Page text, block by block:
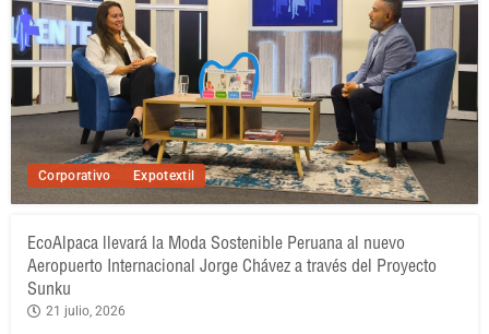
Corporativo Expotextil
EcoAlpaca llevará la Moda Sostenible Peruana al nuevo
Aeropuerto Internacional Jorge Chávez a través del Proyecto
Sunku
21 julio, 2026